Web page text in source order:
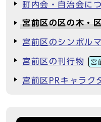
町内会・自治会に
宮前区の区の木・
宮前区のシンボル
宮前区の刊行物 宮
宮前区PRキャラク